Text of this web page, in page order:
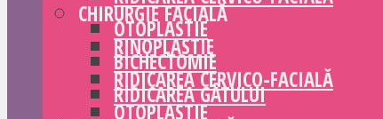
OTOPLASTIE
BICHECTOMIE
RIDICAREA GÂTULUI
CHIRURGIE FACIALĂ
RINOPLASTIE
RIDICAREA CERVICO-FACIALĂ
OTOPLASTIE